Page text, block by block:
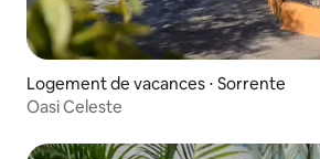
Logement de vacances ⋅ Sorrente
Oasi Celeste